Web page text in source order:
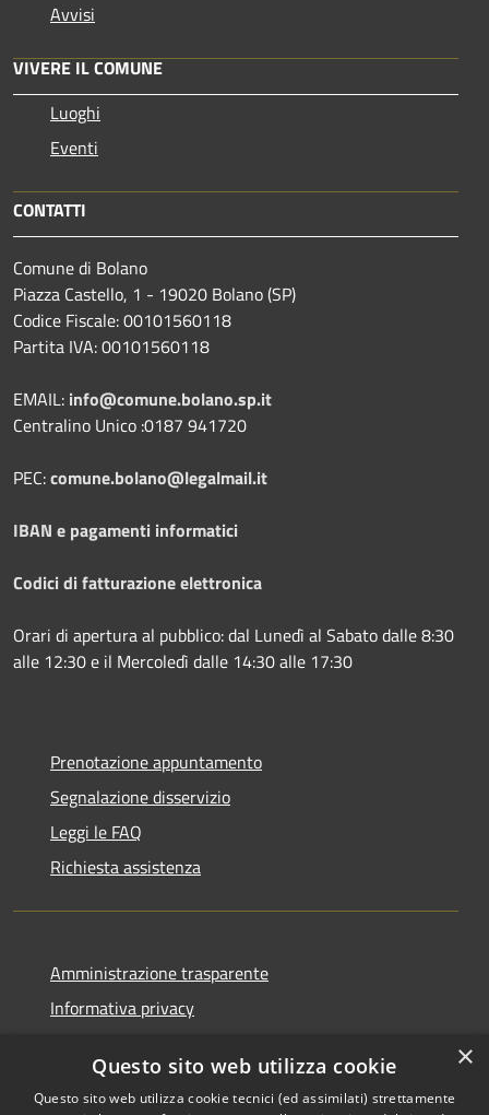
Avvisi
VIVERE IL COMUNE
Luoghi
Eventi
CONTATTI
Comune di Bolano
Piazza Castello, 1 - 19020 Bolano (SP)
Codice Fiscale: 00101560118
Partita IVA: 00101560118
EMAIL: info@comune.bolano.sp.it
Centralino Unico :0187 941720
PEC:comune.bolano@legalmail.it
IBAN e pagamenti informatici
Codici di fatturazione elettronica
Orari di apertura al pubblico: dal Lunedì al Sabato dalle 8:30
alle 12:30 e il Mercoledì dalle 14:30 alle 17:30
Prenotazione appuntamento
Segnalazione disservizio
Leggi le FAQ
Richiesta assistenza
Amministrazione trasparente
Informativa privacy
Dichiarazione di accessibilità
×
Questo sito web utilizza cookie
Questo sito web utilizza cookie tecnici (ed assimilati) strettamente